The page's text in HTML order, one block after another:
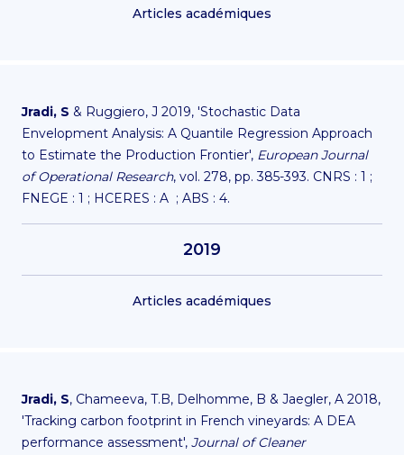
Articles académiques
Jradi, S & Ruggiero, J 2019, 'Stochastic Data
Envelopment Analysis: A Quantile Regression Approach
to Estimate the Production Frontier', European Journal
of Operational Research, vol. 278, pp. 385-393. CNRS : 1 ;
FNEGE : 1 ; HCERES : A ; ABS : 4.
2019
Articles académiques
Jradi, S, Chameeva, T.B, Delhomme, B & Jaegler, A 2018,
'Tracking carbon footprint in French vineyards: A DEA
performance assessment', Journal of Cleaner